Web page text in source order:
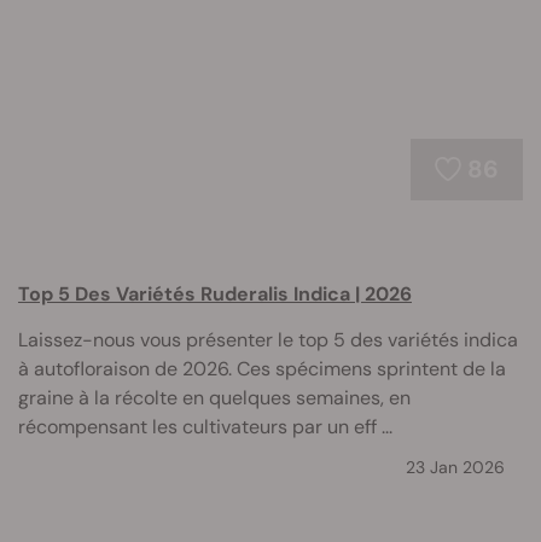
Top 5 Des Variétés Ruderalis Indica | 2026
Laissez-nous vous présenter le top 5 des variétés indica
à autofloraison de 2026. Ces spécimens sprintent de la
graine à la récolte en quelques semaines, en
récompensant les cultivateurs par un eff ...
23 Jan 2026